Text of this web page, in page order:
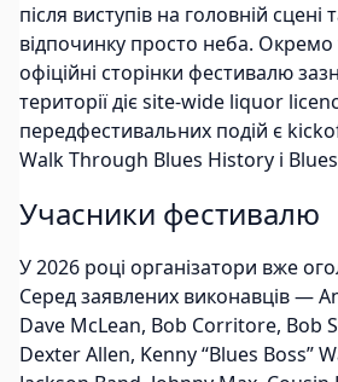
після виступів на головній сцені
відпочинку просто неба. Окремо
офіційні сторінки фестивалю
території діє site-wide liquor
передфестивальних подій є
Walk Through Blues History і
Учасники фестивалю
У 2026 році організатори вже
Серед заявлених виконавців —
Dave McLean, Bob Corritore, Bob
Dexter Allen, Kenny “Blues Boss”